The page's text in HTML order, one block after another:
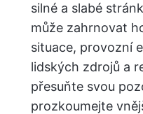
silné a slabé
může zahrnovat
situace, provozní
lidských zdrojů a
přesuňte svou
prozkoumejte